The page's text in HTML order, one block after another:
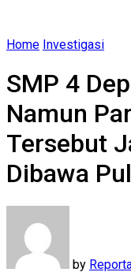
Home Investigasi
SMP 4
Namun
Tersebut
Dibawa
by